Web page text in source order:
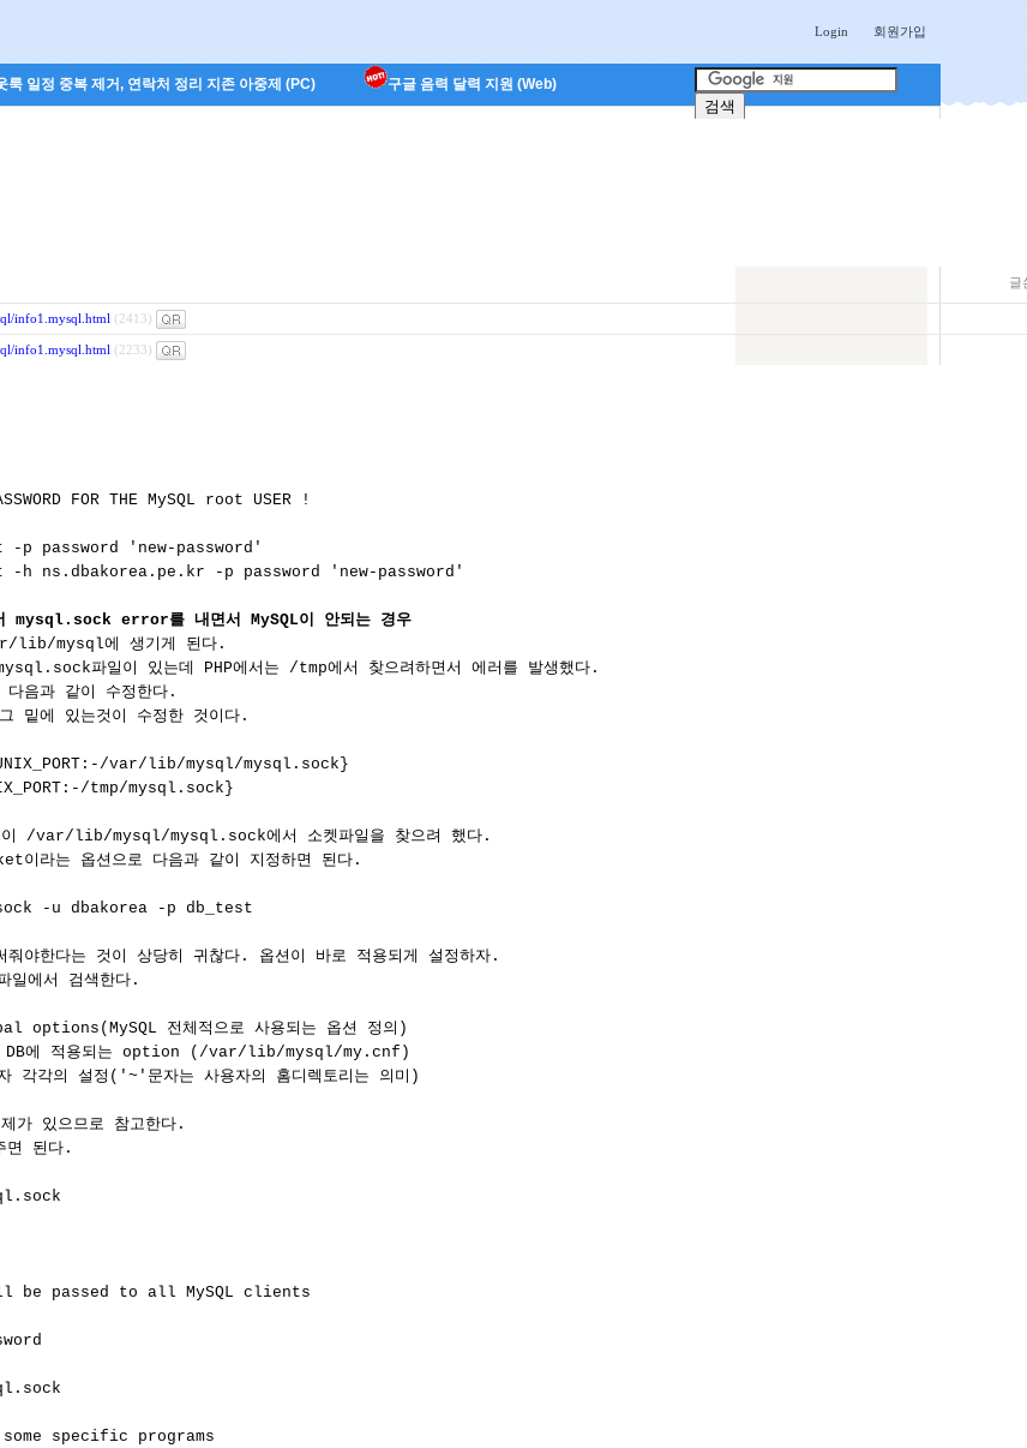
Login 회원가입
룩 일정 중복 제거, 연락처 정리 지존 아중제 (PC) 구글 음력 달력 지원 (Web)
글
info1.mysql.html (2413)
info1.mysql.html (2233)
FOR THE MySQL root USER !
password 'new-password'
h ns.dbakorea.pe.kr -p password 'new-password'
mysql.sock error를 내면서 MySQL이 안되는 경우
lib/mysql에 생기게 된다.
파일이 있는데 PHP에서는 /tmp에서 찾으려하면서 에러를 발생했다.
음과 같이 수정한다.
밑에 있는것이 수정한 것이다.
var/lib/mysql/mysql.sock}
tmp/mysql.sock}
/var/lib/mysql/mysql.sock에서 소켓파일을 찾으려 했다.
라는 옵션으로 다음과 같이 지정하면 된다.
-u dbakorea -p db_test
야한다는 것이 상당히 귀찮다. 옵션이 바로 적용되게 설정하자.
일에서 검색한다.
전체적으로 사용되는 옵션 정의)
에 적용되는 option (/var/lib/mysql/my.cnf)
설정('~'문자는 사용자의 홈디렉토리는 의미)
있으므로 참고한다.
면 된다.
be passed to all MySQL clients
specific programs